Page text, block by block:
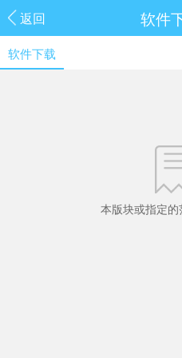
返回 软件
软件下载
本版块或指定